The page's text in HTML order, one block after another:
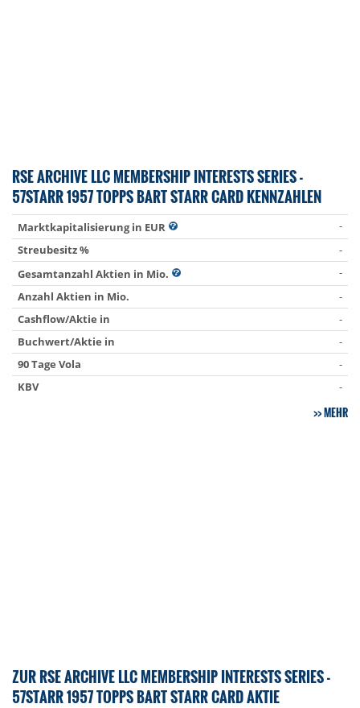
RSE ARCHIVE LLC MEMBERSHIP INTERESTS SERIES -
57STARR 1957 TOPPS BART STARR CARD KENNZAHLEN
Marktkapitalisierung in EUR
-
Streubesitz %
-
Gesamtanzahl Aktien in Mio.
-
Anzahl Aktien in Mio.
-
Cashflow/Aktie in
-
Buchwert/Aktie in
-
90 Tage Vola
-
KBV
-
MEHR
ZUR RSE ARCHIVE LLC MEMBERSHIP INTERESTS SERIES -
57STARR 1957 TOPPS BART STARR CARD AKTIE